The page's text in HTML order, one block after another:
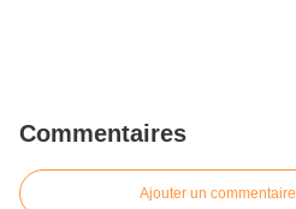
Commentaires
Ajouter un commentaire